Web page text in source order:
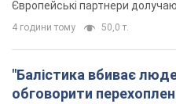
Росія вдарила дроном
Чорному морі біля
одного удару безпілотником
3 години тому 2,2 т.